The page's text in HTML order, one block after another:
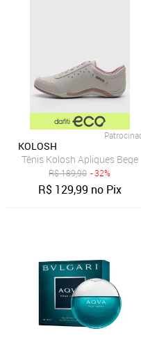
KOLOSH
Tênis Kolosh Apliques Bege
R$189,90 - 32%
R$ 129,99 no Pix